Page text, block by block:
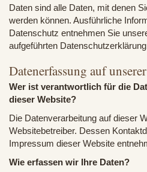
Daten sind alle Daten, mit denen
werden können. Ausführliche
Datenschutz entnehmen Sie
aufgeführten
Datenerfassung auf
Wer ist verantwortlich für die
dieser Website?
Die Datenverarbeitung auf dieser
Websitebetreiber. Dessen
Impressum dieser Website
Wie erfassen wir Ihre Daten?